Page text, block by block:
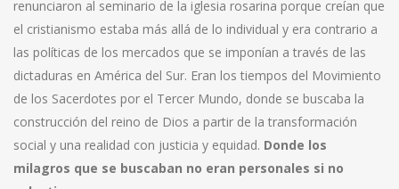
renunciaron al seminario de la iglesia rosarina porque creían que
el cristianismo estaba más allá de lo individual y era contrario a
las políticas de los mercados que se imponían a través de las
dictaduras en América del Sur. Eran los tiempos del Movimiento
de los Sacerdotes por el Tercer Mundo, donde se buscaba la
construcción del reino de Dios a partir de la transformación
social y una realidad con justicia y equidad. Donde los
milagros que se buscaban no eran personales si no